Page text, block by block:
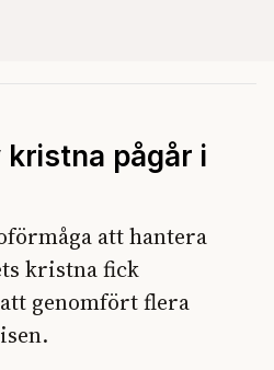
kristna pågår i
att hantera
kristna fick
genomfört flera